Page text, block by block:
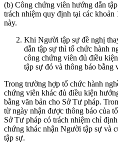
(b) Công chứng viên hướng dẫn
trách nhiệm quy định tại các
này.
Khi Người tập sự đề nghị
dẫn tập sự thì tổ chức hành
công chứng viên đủ điều
tập sự đó và thông báo bằng
Trong trường hợp tổ chức hành
chứng viên khác đủ điều kiện
bằng văn bản cho Sở Tư pháp.
từ ngày nhận được thông báo của
Sở Tư pháp có trách nhiệm chỉ
chứng khác nhận Người tập sự và
tập sự.